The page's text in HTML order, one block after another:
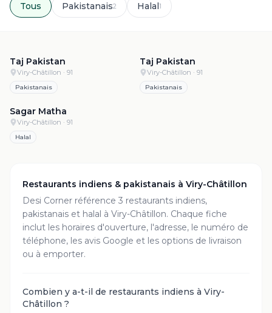
Tous Pakistanais2 Halal1
Taj Pakistan
Viry-Châtillon · 91
Pakistanais
Taj Pakistan
Viry-Châtillon · 91
Pakistanais
Sagar Matha
Viry-Châtillon · 91
Halal
Restaurants indiens & pakistanais à Viry-Châtillon
Desi Corner référence 3 restaurants indiens,
pakistanais et halal à Viry-Châtillon. Chaque fiche
inclut les horaires d'ouverture, l'adresse, le numéro de
téléphone, les avis Google et les options de livraison
ou à emporter.
Combien y a-t-il de restaurants indiens à Viry-
Châtillon ?